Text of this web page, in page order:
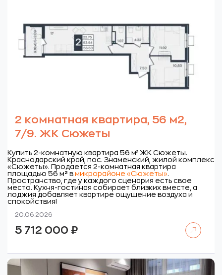
2 комнатная квартира, 56 м2,
7/9. ЖК Сюжеты
Купить 2-комнатную квартира 56 м² ЖК Сюжеты.
Краснодарский край, пос. Знаменский, жилой комплекс
«Сюжеты». Продается 2-комнатная квартира
площадью 56 м² в микрорайоне «Сюжеты».
Пространство, где у каждого сценария есть свое
место. Кухня-гостиная собирает близких вместе, а
лоджия добавляет квартире ощущение воздуха и
спокойствия!
20.06.2026
5 712 000 ₽